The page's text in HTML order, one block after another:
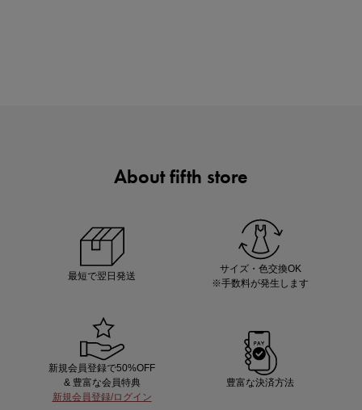
買えば買うほどお得! 最大半額クーポン
About fifth store
最短で翌日発送
サイズ・色交換OK
※手数料が発生します
新規会員登録で50%OFF
& 豊富な会員特典
新規会員登録/ログイン
豊富な決済方法